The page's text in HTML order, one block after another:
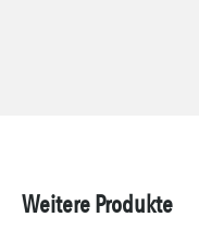
Weitere Produkte